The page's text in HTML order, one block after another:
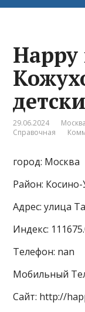
29.06.2024 Москва
Справочная
город: Москва
Район:
Адрес: улица
Индекс:
Телефон: nan
Мобильный
Сайт: http://